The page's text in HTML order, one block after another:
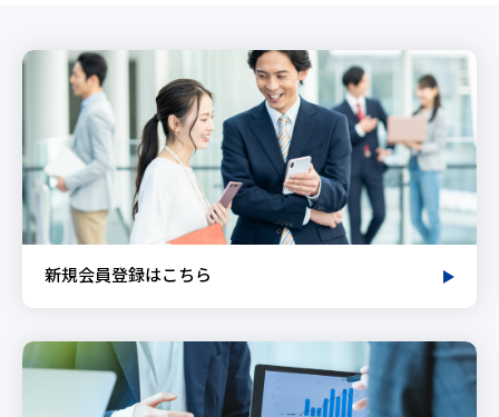
新規会員登録はこちら